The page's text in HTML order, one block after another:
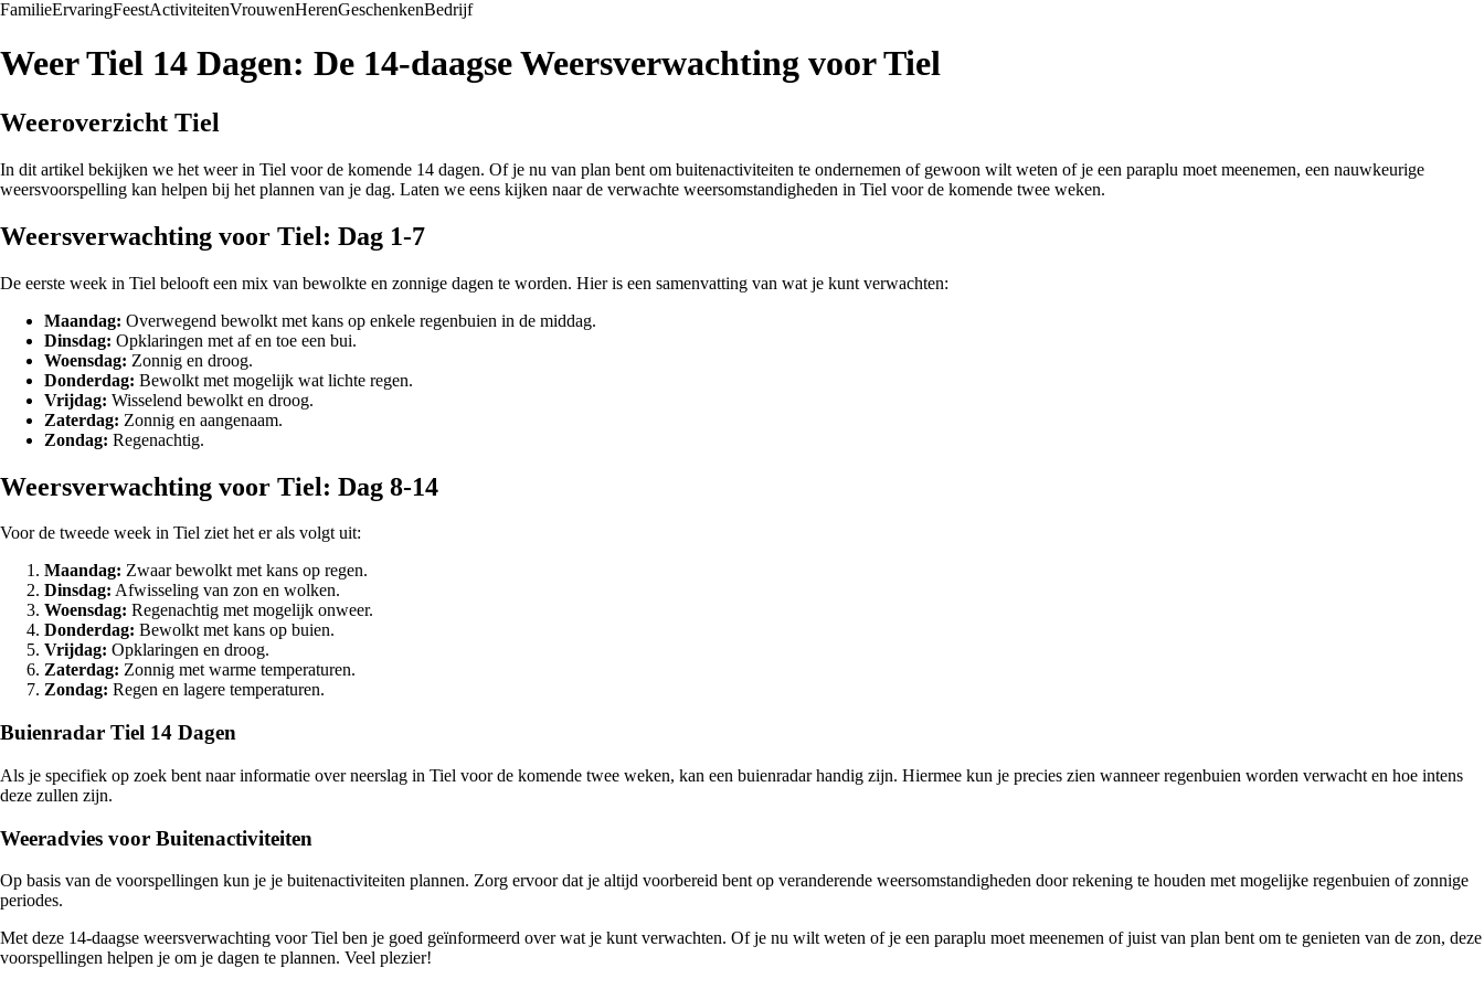
FamilieErvaringFeestActiviteitenVrouwenHerenGeschenkenBedrijf
Weer Tiel 14 Dagen: De 14-daagse Weersverwachting voor Tiel
Weeroverzicht Tiel
In dit artikel bekijken we het weer in Tiel voor de komende 14 dagen. Of je nu van plan bent om buitenactiviteiten te ondernemen of gewoon wilt weten of je een paraplu moet meenemen, een nauwkeurige
weersvoorspelling kan helpen bij het plannen van je dag. Laten we eens kijken naar de verwachte weersomstandigheden in Tiel voor de komende twee weken.
Weersverwachting voor Tiel: Dag 1-7
De eerste week in Tiel belooft een mix van bewolkte en zonnige dagen te worden. Hier is een samenvatting van wat je kunt verwachten:
Maandag: Overwegend bewolkt met kans op enkele regenbuien in de middag.
Dinsdag: Opklaringen met af en toe een bui.
Woensdag: Zonnig en droog.
Donderdag: Bewolkt met mogelijk wat lichte regen.
Vrijdag: Wisselend bewolkt en droog.
Zaterdag: Zonnig en aangenaam.
Zondag: Regenachtig.
Weersverwachting voor Tiel: Dag 8-14
Voor de tweede week in Tiel ziet het er als volgt uit:
Maandag: Zwaar bewolkt met kans op regen.
Dinsdag: Afwisseling van zon en wolken.
Woensdag: Regenachtig met mogelijk onweer.
Donderdag: Bewolkt met kans op buien.
Vrijdag: Opklaringen en droog.
Zaterdag: Zonnig met warme temperaturen.
Zondag: Regen en lagere temperaturen.
Buienradar Tiel 14 Dagen
Als je specifiek op zoek bent naar informatie over neerslag in Tiel voor de komende twee weken, kan een buienradar handig zijn. Hiermee kun je precies zien wanneer regenbuien worden verwacht en hoe intens
deze zullen zijn.
Weeradvies voor Buitenactiviteiten
Op basis van de voorspellingen kun je je buitenactiviteiten plannen. Zorg ervoor dat je altijd voorbereid bent op veranderende weersomstandigheden door rekening te houden met mogelijke regenbuien of zonnige
periodes.
Met deze 14-daagse weersverwachting voor Tiel ben je goed geïnformeerd over wat je kunt verwachten. Of je nu wilt weten of je een paraplu moet meenemen of juist van plan bent om te genieten van de zon, deze
voorspellingen helpen je om je dagen te plannen. Veel plezier!